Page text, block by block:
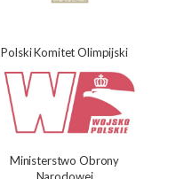
Polski Komitet Olimpijski
Ministerstwo Obrony